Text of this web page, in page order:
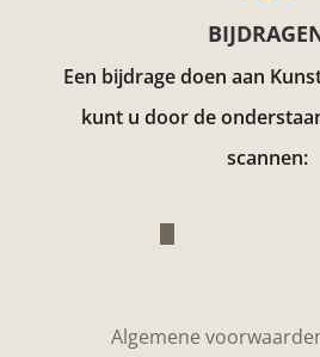
Een bijdrage doen aan
kunt u door de
scannen:
Algemene